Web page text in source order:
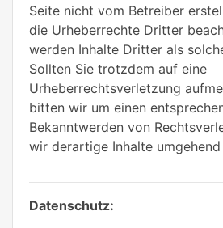
Seite nicht vom Betreiber
die Urheberrechte Dritter
werden Inhalte Dritter als
Sollten Sie trotzdem auf eine
Urheberrechtsverletzung
bitten wir um einen
Bekanntwerden von
wir derartige Inhalte
Datenschutz: